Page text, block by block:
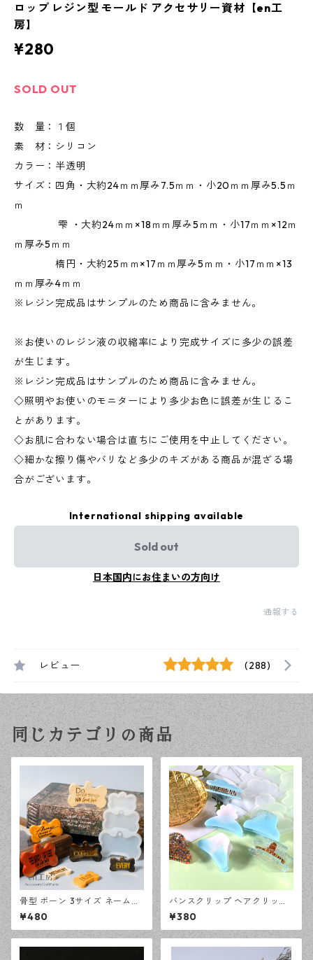
ロップ レジン型 モールド アクセサリー資材【en工
房】
¥280
SOLD OUT
数 量：１個
素 材：シリコン
カラー：半透明
サイズ：四角・大約24ｍｍ厚み7.5ｍｍ・小20ｍｍ厚み5.5ｍ
ｍ
雫 ・大約24ｍｍ×18ｍｍ厚み5ｍｍ・小17ｍｍ×12ｍ
ｍ厚み5ｍｍ
楕円・大約25ｍｍ×17ｍｍ厚み5ｍｍ・小17ｍｍ×13
ｍｍ厚み4ｍｍ
※レジン完成品はサンプルのため商品に含みません。
※お使いのレジン液の収縮率により完成サイズに多少の誤差
が生じます。
※レジン完成品はサンプルのため商品に含みません。
◇照明やお使いのモニターにより多少お色に誤差が生じるこ
とがあります。
◇お肌に合わない場合は直ちにご使用を中止してください。
◇細かな擦り傷やバリなど多少のキズがある商品が混ざる場
合がございます。
International shipping available
Sold out
日本国内にお住まいの方向け
通報する
レビュー (288)
同じカテゴリの商品
骨型 ボーン 3サイズ ネームタ
グ シリコンモールド レジン型
モールド ハンドメイド 資材
【en工房】
¥480
バンスクリップ ヘアクリップ
6種 シリコンモールド レジン
型 モールド ハンドメイド 資材
【en工房】
¥380